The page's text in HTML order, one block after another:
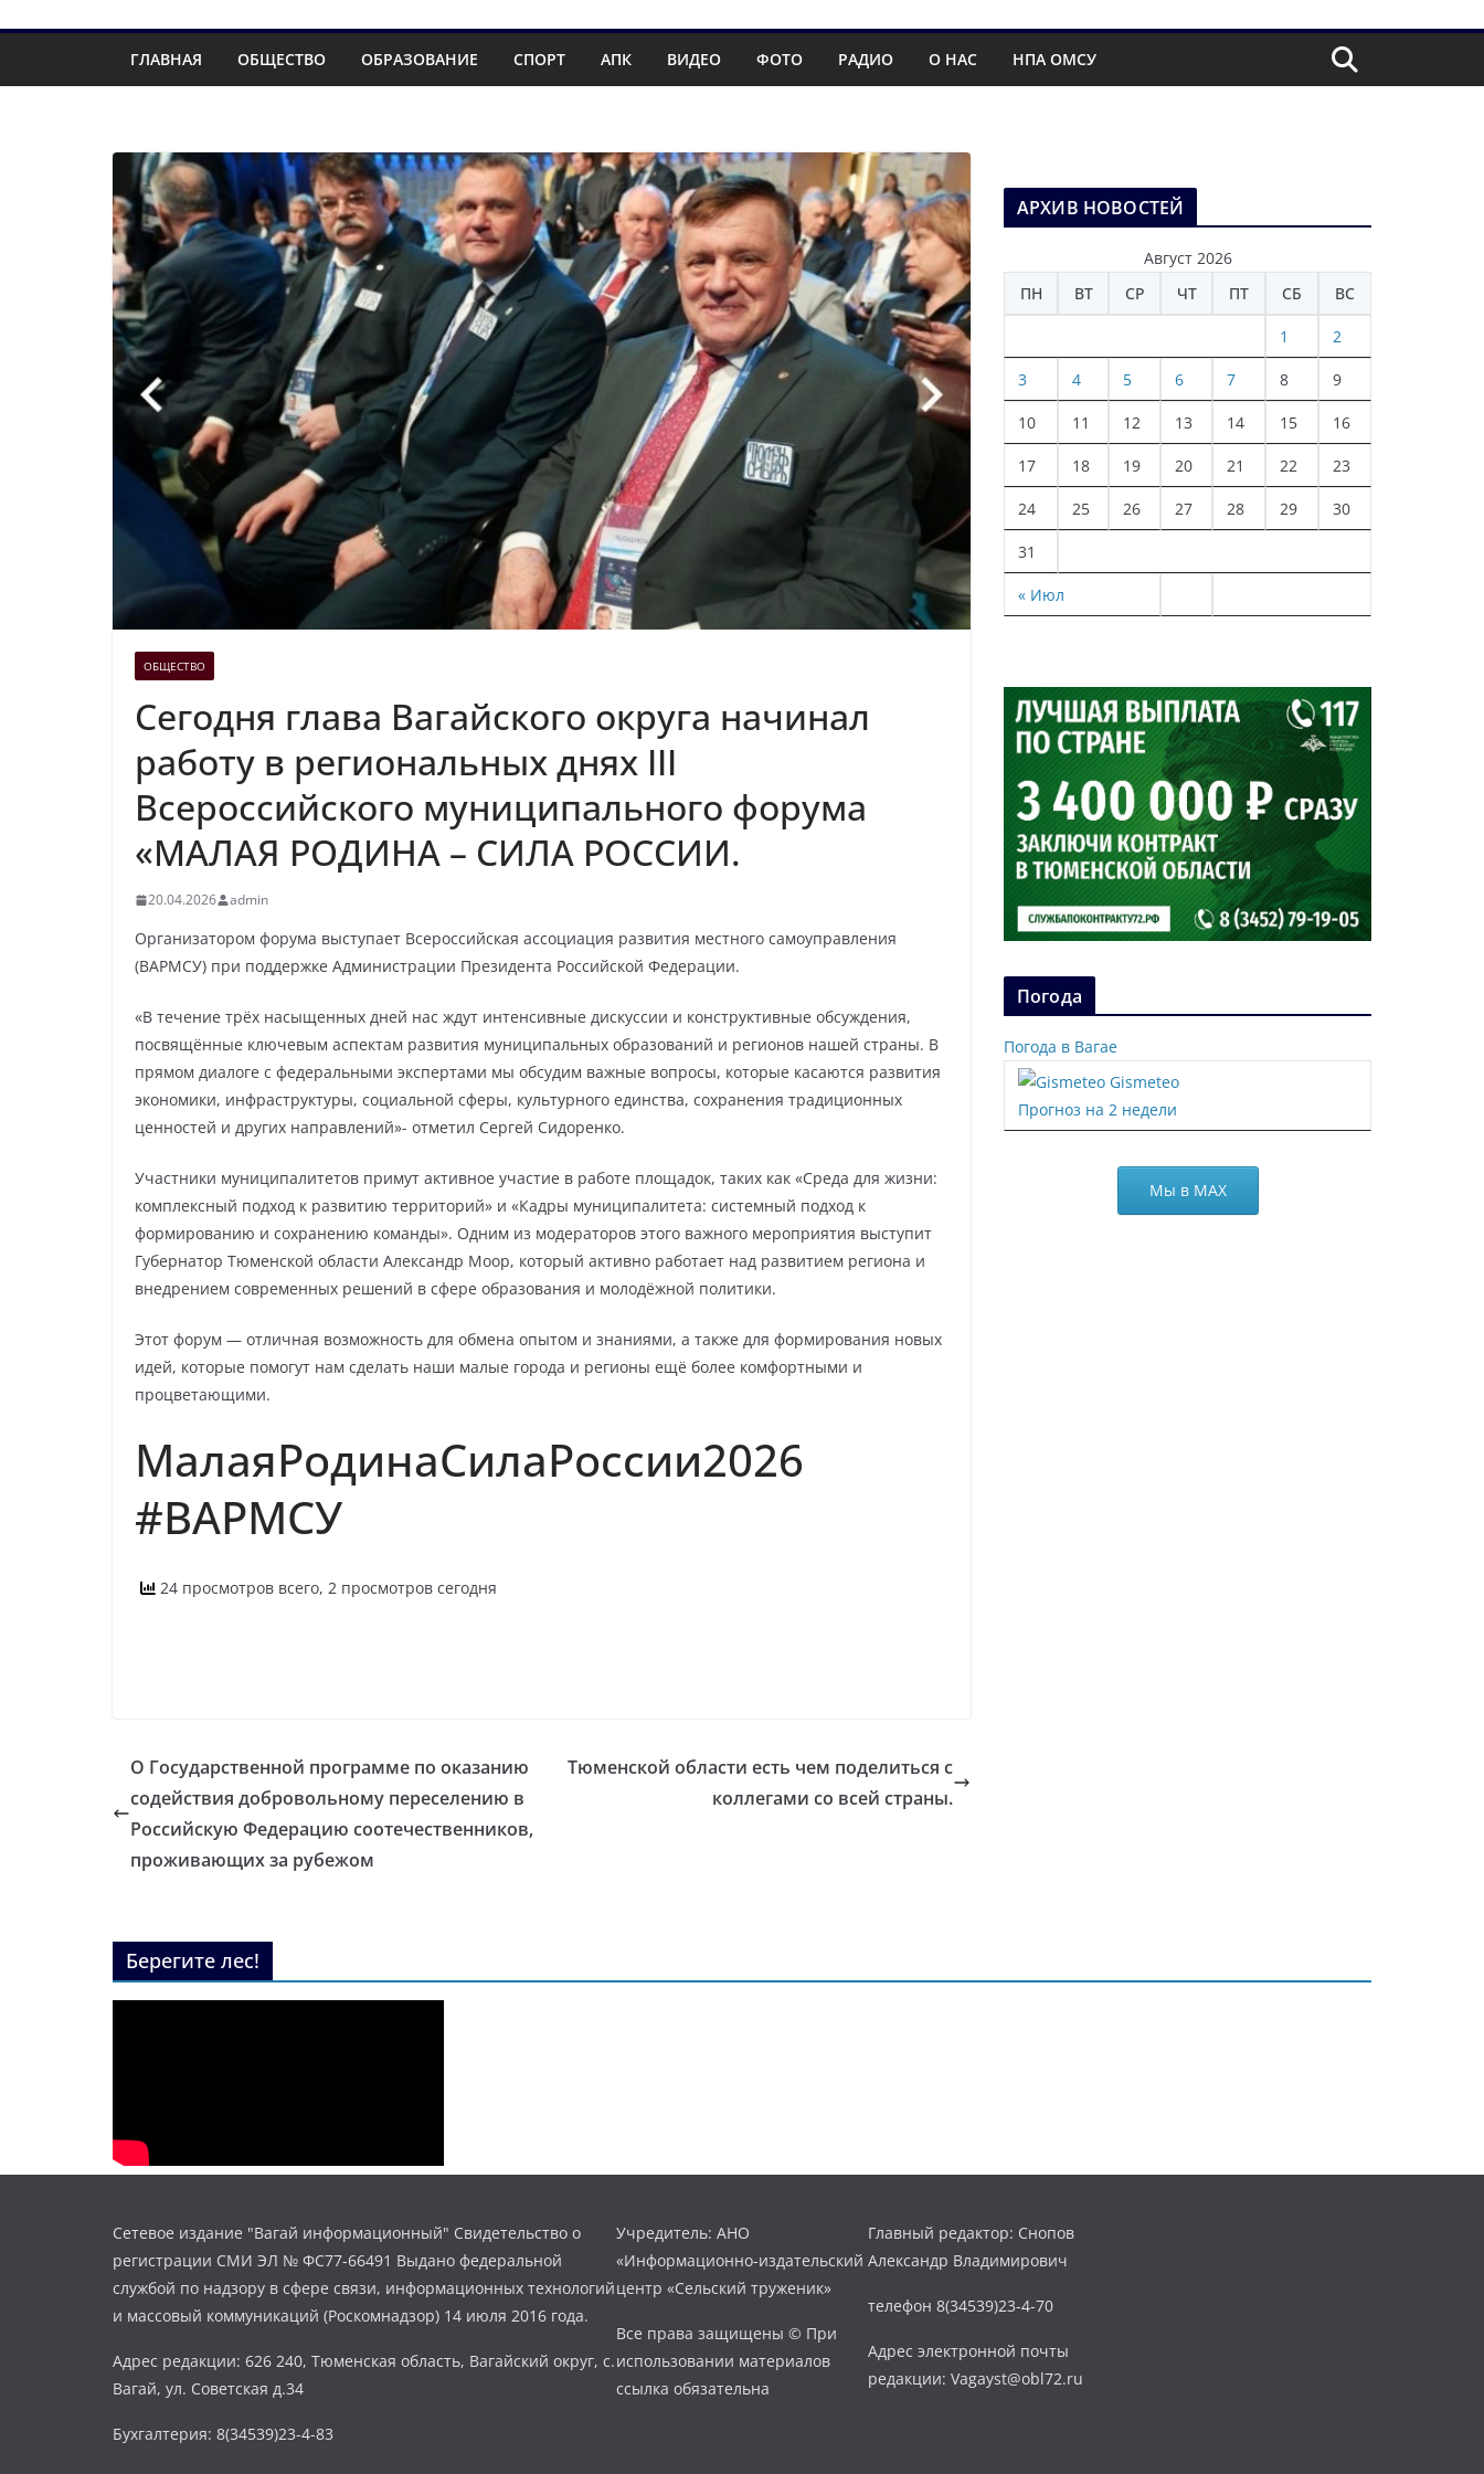
ГЛАВНАЯ ОБЩЕСТВО ОБРАЗОВАНИЕ СПОРТ АПК ВИДЕО ФОТО РАДИО О НАС НПА ОМСУ
ОБЩЕСТВО
Сегодня глава Вагайского округа начинал
работу в региональных днях III
Всероссийского муниципального форума
«МАЛАЯ РОДИНА – СИЛА РОССИИ.
20.04.2026 admin
Организатором форума выступает Всероссийская ассоциация развития местного самоуправления
(ВАРМСУ) при поддержке Администрации Президента Российской Федерации.
«В течение трёх насыщенных дней нас ждут интенсивные дискуссии и конструктивные обсуждения,
посвящённые ключевым аспектам развития муниципальных образований и регионов нашей страны. В
прямом диалоге с федеральными экспертами мы обсудим важные вопросы, которые касаются развития
экономики, инфраструктуры, социальной сферы, культурного единства, сохранения традиционных
ценностей и других направлений»- отметил Сергей Сидоренко.
Участники муниципалитетов примут активное участие в работе площадок, таких как «Среда для жизни:
комплексный подход к развитию территорий» и «Кадры муниципалитета: системный подход к
формированию и сохранению команды». Одним из модераторов этого важного мероприятия выступит
Губернатор Тюменской области Александр Моор, который активно работает над развитием региона и
внедрением современных решений в сфере образования и молодёжной политики.
Этот форум — отличная возможность для обмена опытом и знаниями, а также для формирования новых
идей, которые помогут нам сделать наши малые города и регионы ещё более комфортными и
процветающими.
МалаяРодинаСилаРоссии2026
#ВАРМСУ
24 просмотров всего, 2 просмотров сегодня
О Государственной программе по оказанию
содействия добровольному переселению в
Российскую Федерацию соотечественников,
проживающих за рубежом
Тюменской области есть чем поделиться с
коллегами со всей страны.
АРХИВ НОВОСТЕЙ
Август 2026
ПН
ВТ СР ЧТ ПТ СБ ВС
« Июл
1 2
3 4 5 6 7 8 9
10 11 12 13 14 15 16
17 18 19 20 21 22 23
24 25 26 27 28 29 30
31
Погода
Погода в Вагае
Gismeteo
Прогноз на 2 недели
Мы в МАХ
Берегите лес!
Сетевое издание "Вагай информационный" Свидетельство о
регистрации СМИ ЭЛ № ФС77-66491 Выдано федеральной
службой по надзору в сфере связи, информационных технологий
и массовый коммуникаций (Роскомнадзор) 14 июля 2016 года.
Адрес редакции: 626 240, Тюменская область, Вагайский округ, с.
Вагай, ул. Советская д.34
Бухгалтерия: 8(34539)23-4-83
Учредитель: АНО
«Информационно-издательский
центр «Сельский труженик»
Все права защищены © При
использовании материалов
ссылка обязательна
Главный редактор: Снопов
Александр Владимирович
телефон 8(34539)23-4-70
Адрес электронной почты
редакции: Vagayst@obl72.ru